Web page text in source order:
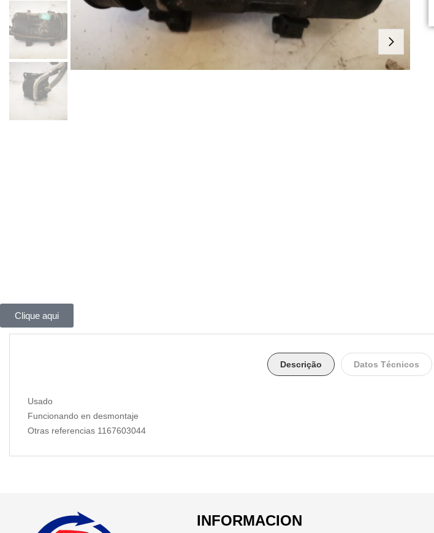
Clique aqui
Descrição Datos Técnicos
Usado
Funcionando en desmontaje
Otras referencias 1167603044
INFORMACION